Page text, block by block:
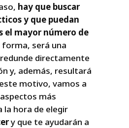
hay que buscar
y que puedan
el mayor número de
forma, será una
directamente
y, además, resultará
motivo, vamos a
más
hora de elegir
y que te ayudarán a